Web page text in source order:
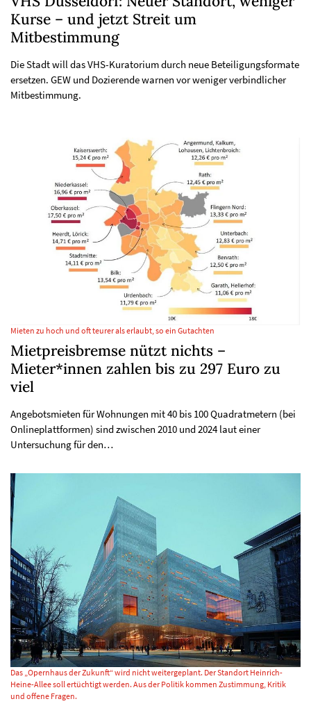
Kurse – und jetzt Streit um
Mitbestimmung
Die Stadt will das VHS-Kuratorium durch neue Beteiligungsformate
ersetzen. GEW und Dozierende warnen vor weniger verbindlicher
Mitbestimmung.
Mieten zu hoch und oft teurer als erlaubt, so ein Gutachten
Mietpreisbremse nützt nichts –
Mieter*innen zahlen bis zu 297 Euro zu
viel
Angebotsmieten für Wohnungen mit 40 bis 100 Quadratmetern (bei
Onlineplattformen) sind zwischen 2010 und 2024 laut einer
Untersuchung für den…
Das „Opernhaus der Zukunft“ wird nicht weitergeplant. Der Standort Heinrich-
Heine-Allee soll ertüchtigt werden. Aus der Politik kommen Zustimmung, Kritik
und offene Fragen.